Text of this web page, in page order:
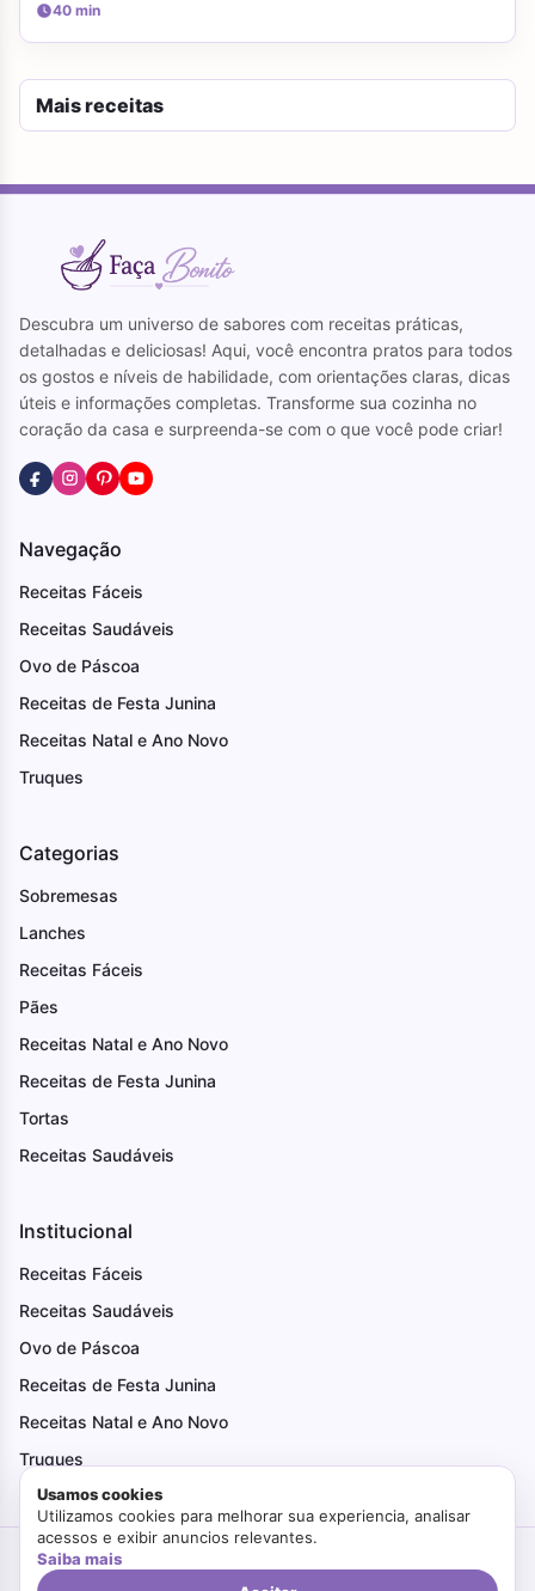
40 min
Mais receitas
Descubra um universo de sabores com receitas práticas,
detalhadas e deliciosas! Aqui, você encontra pratos para todos
os gostos e níveis de habilidade, com orientações claras, dicas
úteis e informações completas. Transforme sua cozinha no
coração da casa e surpreenda-se com o que você pode criar!
Navegação
Receitas Fáceis
Receitas Saudáveis
Ovo de Páscoa
Receitas de Festa Junina
Receitas Natal e Ano Novo
Truques
Categorias
Sobremesas
Lanches
Receitas Fáceis
Pães
Receitas Natal e Ano Novo
Receitas de Festa Junina
Tortas
Receitas Saudáveis
Institucional
Receitas Fáceis
Receitas Saudáveis
Ovo de Páscoa
Receitas de Festa Junina
Receitas Natal e Ano Novo
Truques
Criado com Amor
Usamos cookies
Utilizamos cookies para melhorar sua experiencia, analisar
acessos e exibir anuncios relevantes.
Saiba mais